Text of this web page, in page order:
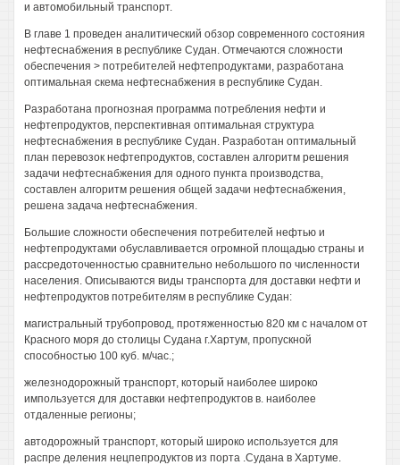
и автомобильный транспорт.
В главе 1 проведен аналитический обзор современного состояния
нефтеснабжения в республике Судан. Отмечаются сложности
обеспечения > потребителей нефтепродуктами, разработана
оптимальная скема нефтеснабжения в республике Судан.
Разработана прогнозная программа потребления нефти и
нефтепродуктов, перспективная оптимальная структура
нефтеснабжения в республике Судан. Разработан оптимальный
план перевозок нефтепродуктов, составлен алгоритм решения
задачи нефтеснабжения для одного пункта производства,
составлен алгоритм решения общей задачи нефтеснабжения,
решена задача нефтеснабжения.
Большие сложности обеспечения потребителей нефтью и
нефтепродуктами обуславливается огромной площадью страны и
рассредоточенностью сравнительно небольшого по численности
населения. Описываются виды транспорта для доставки нефти и
нефтепродуктов потребителям в республике Судан:
магистральный трубопровод, протяженностью 820 км с началом от
Красного моря до столицы Судана г.Хартум, пропускной
способностью 100 куб. м/час.;
железнодорожный транспорт, который наиболее широко
импользуется для доставки нефтепродуктов в. наиболее
отдаленные регионы;
автодорожный транспорт, который широко используется для
распре деления нецпепродуктов из порта .Судана в Хартуме.